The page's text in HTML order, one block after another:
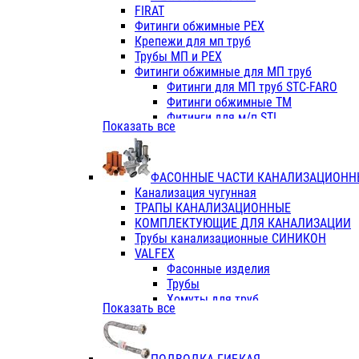
Фитинги ПП белые
Фитинги ПП белые
Фитинги ППс металл.белые
VALFEX
Трубы PE-RT
Трубы ПП водопровод белые
Трубы ПП водопровод серые
Трубы армированные
Трубы армированные
Фитинги с металл. серые
Фитинги ПП (серые)
Фитинги ПП белые
Краны
Фитинги ПП (белые)
Фитинги ПП с металлом белые
ПК КОНТУР
Краны полипропиленовые
Трубы полипропиленивые
FIRAT
Фитинги обжимные PEX
Крепежи для мп труб
Трубы МП и PEX
Фитинги обжимные для МП труб
Фитинги для МП труб STC-FARO
Фитинги обжимные ТМ
Фитинги для м/п STI
Фитинги для МП труб TITAN
TK
VALFEX
Показать все
ФАСОННЫЕ ЧАСТИ
Канализация чугунная
ТРАПЫ КАНАЛИЗАЦИОННЫЕ
КОМПЛЕКТУЮЩИЕ ДЛЯ КАНАЛИЗАЦИИ
Трубы канализационные СИНИКОН
VALFEX
Фасонные изделия
Трубы
Хомуты для труб
ПВХ (стройполимер)
Показать все